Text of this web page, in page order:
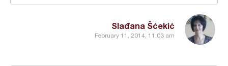
Slađana Šćekić
February 11, 2014, 11:03 am